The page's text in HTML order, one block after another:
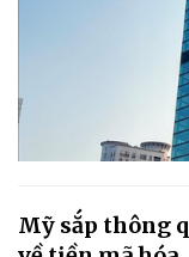
Mỹ sắp thông